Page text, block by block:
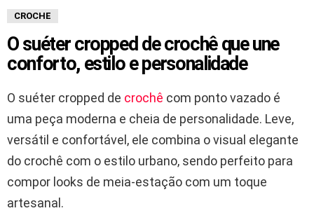
CROCHE
O suéter cropped de crochê que une
conforto, estilo e personalidade
O suéter cropped de crochê com ponto vazado é
uma peça moderna e cheia de personalidade. Leve,
versátil e confortável, ele combina o visual elegante
do crochê com o estilo urbano, sendo perfeito para
compor looks de meia-estação com um toque
artesanal.